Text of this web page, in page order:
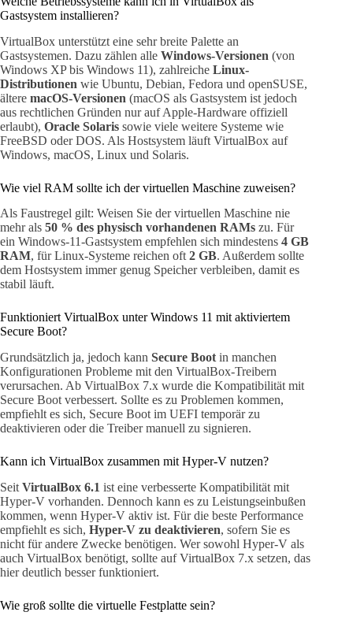
Gastsystem installieren?
VirtualBox unterstützt eine sehr breite Palette an
Gastsystemen. Dazu zählen alle Windows-Versionen (von
Windows XP bis Windows 11), zahlreiche Linux-
Distributionen wie Ubuntu, Debian, Fedora und openSUSE,
ältere macOS-Versionen (macOS als Gastsystem ist jedoch
aus rechtlichen Gründen nur auf Apple-Hardware offiziell
erlaubt), Oracle Solaris sowie viele weitere Systeme wie
FreeBSD oder DOS. Als Hostsystem läuft VirtualBox auf
Windows, macOS, Linux und Solaris.
Wie viel RAM sollte ich der virtuellen Maschine zuweisen?
Als Faustregel gilt: Weisen Sie der virtuellen Maschine nie
mehr als 50 % des physisch vorhandenen RAMs zu. Für
ein Windows-11-Gastsystem empfehlen sich mindestens 4 GB
RAM, für Linux-Systeme reichen oft2 GB. Außerdem sollte
dem Hostsystem immer genug Speicher verbleiben, damit es
stabil läuft.
Funktioniert VirtualBox unter Windows 11 mit aktiviertem
Secure Boot?
Grundsätzlich ja, jedoch kann Secure Boot in manchen
Konfigurationen Probleme mit den VirtualBox-Treibern
verursachen. Ab VirtualBox 7.x wurde die Kompatibilität mit
Secure Boot verbessert. Sollte es zu Problemen kommen,
empfiehlt es sich, Secure Boot im UEFI temporär zu
deaktivieren oder die Treiber manuell zu signieren.
Kann ich VirtualBox zusammen mit Hyper-V nutzen?
Seit VirtualBox 6.1 ist eine verbesserte Kompatibilität mit
Hyper-V vorhanden. Dennoch kann es zu Leistungseinbußen
kommen, wenn Hyper-V aktiv ist. Für die beste Performance
empfiehlt es sich, Hyper-V zu deaktivieren, sofern Sie es
nicht für andere Zwecke benötigen. Wer sowohl Hyper-V als
auch VirtualBox benötigt, sollte auf VirtualBox 7.x setzen, das
hier deutlich besser funktioniert.
Wie groß sollte die virtuelle Festplatte sein?